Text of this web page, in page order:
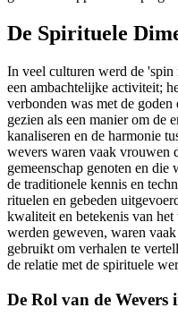
De Spirituele
In veel culturen werd de 'spin
een ambachtelijke activiteit;
verbonden was met de
gezien als een manier om de
kanaliseren en de harmonie
wevers waren vaak vrouwen
gemeenschap genoten en
de traditionele kennis en
rituelen en gebeden
kwaliteit en betekenis van
werden geweven, waren
gebruikt om verhalen te
de relatie met de spirituele
De Rol van de Wevers